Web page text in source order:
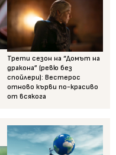
Трети сезон на “Домът на
дракона” (ревю без
спойлери): Вестерос
отново кърви по-красиво
от всякога